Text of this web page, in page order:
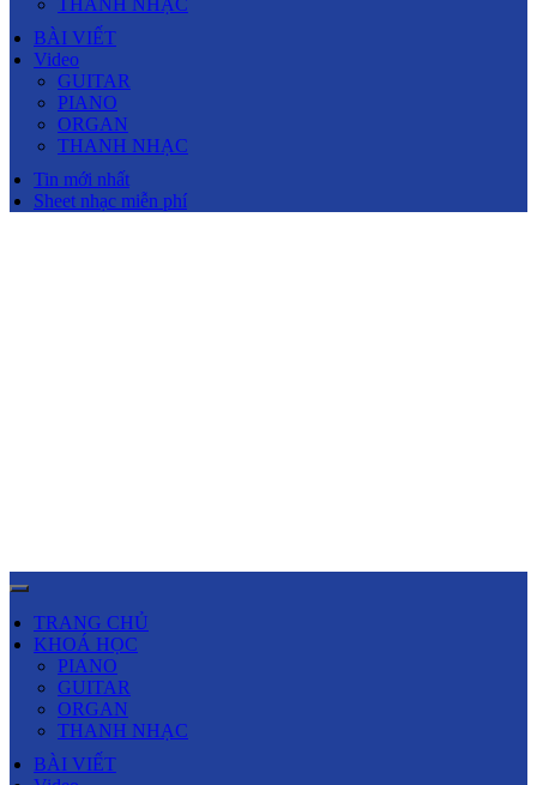
THANH NHẠC
BÀI VIẾT
Video
GUITAR
PIANO
ORGAN
THANH NHẠC
Tin mới nhất
Sheet nhạc miễn phí
TRANG CHỦ
KHOÁ HỌC
PIANO
GUITAR
ORGAN
THANH NHẠC
BÀI VIẾT